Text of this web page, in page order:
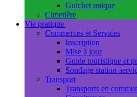
Guichet unique
Cimetière
Vie pratique
Commerces et Services
Inscription
Mise à jour
Guide touristique et
Sondage station-
Transport
Transports en